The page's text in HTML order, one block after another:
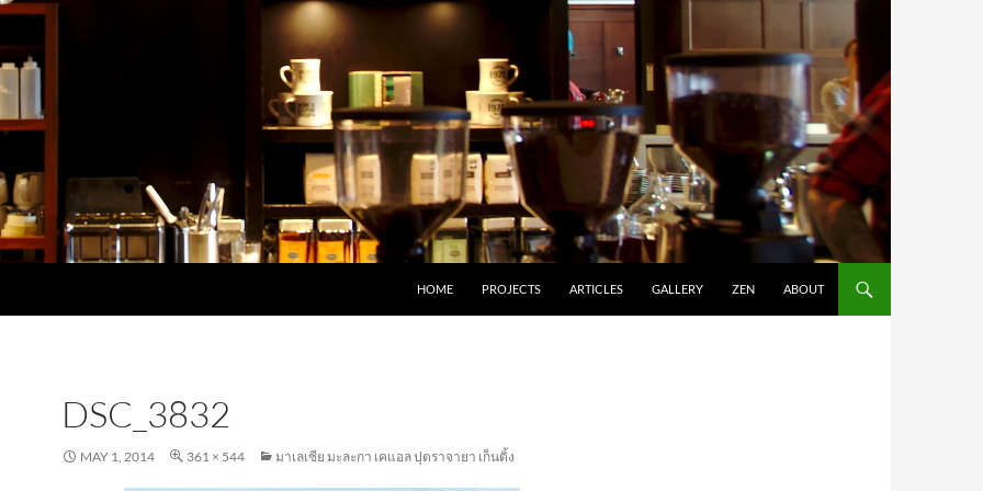
HOME PROJECTS ARTICLES GALLERY ZEN ABOUT
DSC_3832
MAY 1, 2014 361 × 544 มาเลเซีย มะละกา เคแอล ปุตราจายา เก็นติ้ง